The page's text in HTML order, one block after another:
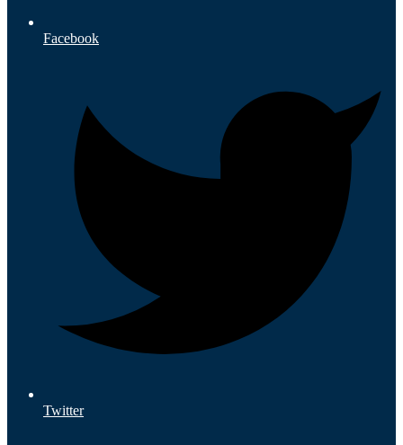
Facebook
Twitter